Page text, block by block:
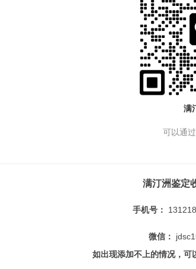
满
可以通
满汀洲鉴定
手机号：
微信：
如出现添加不上的情况，可